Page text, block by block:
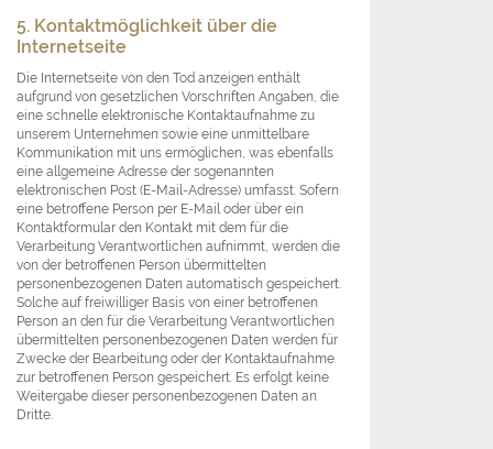
5. Kontaktmöglichkeit über die
Internetseite
Die Internetseite von den Tod anzeigen enthält
aufgrund von gesetzlichen Vorschriften Angaben, die
eine schnelle elektronische Kontaktaufnahme zu
unserem Unternehmen sowie eine unmittelbare
Kommunikation mit uns ermöglichen, was ebenfalls
eine allgemeine Adresse der sogenannten
elektronischen Post (E-Mail-Adresse) umfasst. Sofern
eine betroffene Person per E-Mail oder über ein
Kontaktformular den Kontakt mit dem für die
Verarbeitung Verantwortlichen aufnimmt, werden die
von der betroffenen Person übermittelten
personenbezogenen Daten automatisch gespeichert.
Solche auf freiwilliger Basis von einer betroffenen
Person an den für die Verarbeitung Verantwortlichen
übermittelten personenbezogenen Daten werden für
Zwecke der Bearbeitung oder der Kontaktaufnahme
zur betroffenen Person gespeichert. Es erfolgt keine
Weitergabe dieser personenbezogenen Daten an
Dritte.